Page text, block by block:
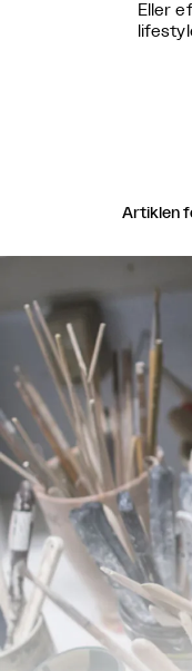
Eller
Artiklen